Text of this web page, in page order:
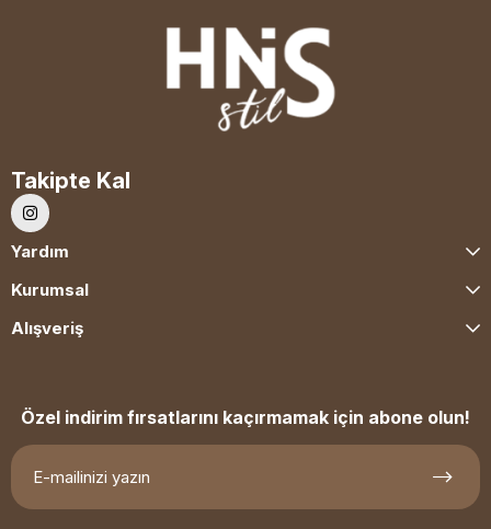
Takipte Kal
Yardım
Kurumsal
Alışveriş
Özel indirim fırsatlarını kaçırmamak için abone olun!